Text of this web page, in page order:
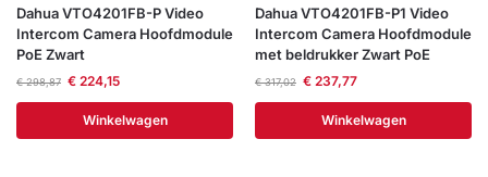
Dahua VTO4201FB-P Video
Intercom Camera Hoofdmodule
PoE Zwart
€298,87 €224,15
Winkelwagen
Dahua VTO4201FB-P1 Video
Intercom Camera Hoofdmodule
met beldrukker Zwart PoE
€317,02 €237,77
Winkelwagen